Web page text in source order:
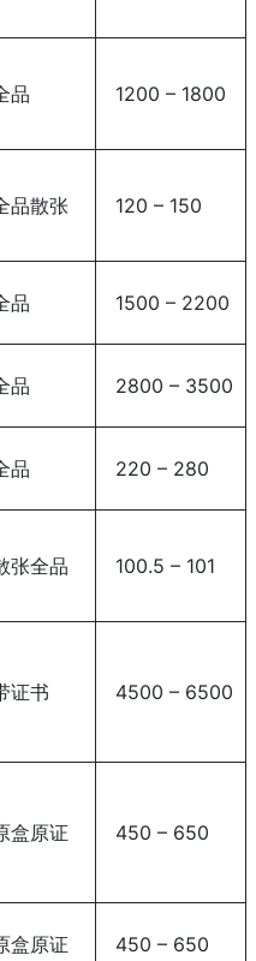
品 1200 – 1800
品散张 120 – 150
品 1500 – 2200
品 2800 – 3500
品 220 – 280
张全品 100.5 – 101
证书 4500 – 6500
盒原证 450 – 650
盒原证 450 – 650